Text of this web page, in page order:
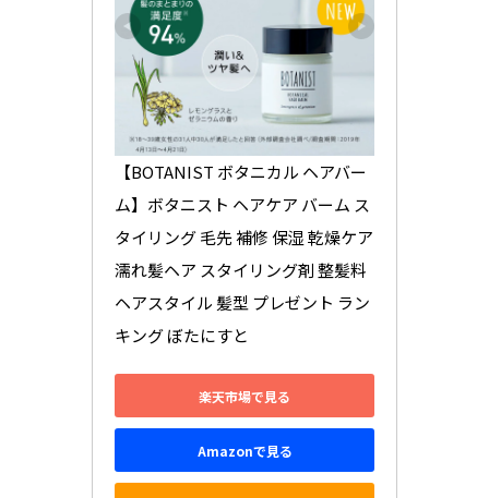
【BOTANIST ボタニカル ヘアバー
ム】ボタニスト ヘアケア バーム ス
タイリング 毛先 補修 保湿 乾燥ケア
濡れ髪ヘア スタイリング剤 整髪料
ヘアスタイル 髪型 プレゼント ラン
キング ぼたにすと
楽天市場で見る
Amazonで見る